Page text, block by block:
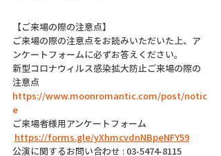
【ご来場の際の注意点】
ご来場の際の注意点をお読みいただいた上、ア
ンケートフォームに必ずお答えください。
新型コロナウィルス感染拡大防止ご来場の際の
注意点
https://www.moonromantic.com/post/notic
e
ご来場者様用アンケートフォーム
https://forms.gle/yXhmcvdnNBpeNFY59
公演に関するお問い合わせ : 03-5474-8115